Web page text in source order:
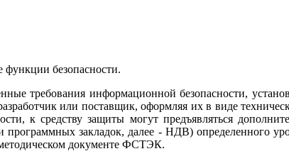
безопасности.
требования информационной безопасности,
или поставщик, оформляя их в виде
к средству защиты могут предъявляться
закладок, далее - НДВ) определенного
документе ФСТЭК.